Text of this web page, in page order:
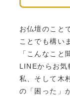
お仏壇のこと
ことでも構い
「こんなこと
LINEからお気
私、そして木
の「困った」